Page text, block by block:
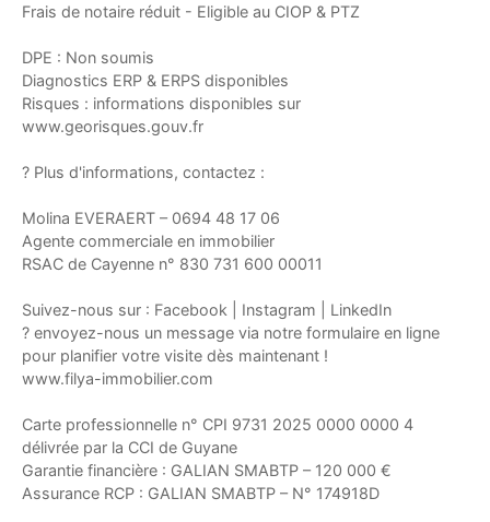
Frais de notaire réduit - Eligible au CIOP & PTZ
DPE : Non soumis
Diagnostics ERP & ERPS disponibles
Risques : informations disponibles sur
www.georisques.gouv.fr
? Plus d'informations, contactez :
Molina EVERAERT – 0694 48 17 06
Agente commerciale en immobilier
RSAC de Cayenne n° 830 731 600 00011
Suivez-nous sur : Facebook | Instagram | LinkedIn
? envoyez-nous un message via notre formulaire en ligne
pour planifier votre visite dès maintenant !
www.filya-immobilier.com
Carte professionnelle n° CPI 9731 2025 0000 0000 4
délivrée par la CCI de Guyane
Garantie financière : GALIAN SMABTP – 120 000 €
Assurance RCP : GALIAN SMABTP – N° 174918D